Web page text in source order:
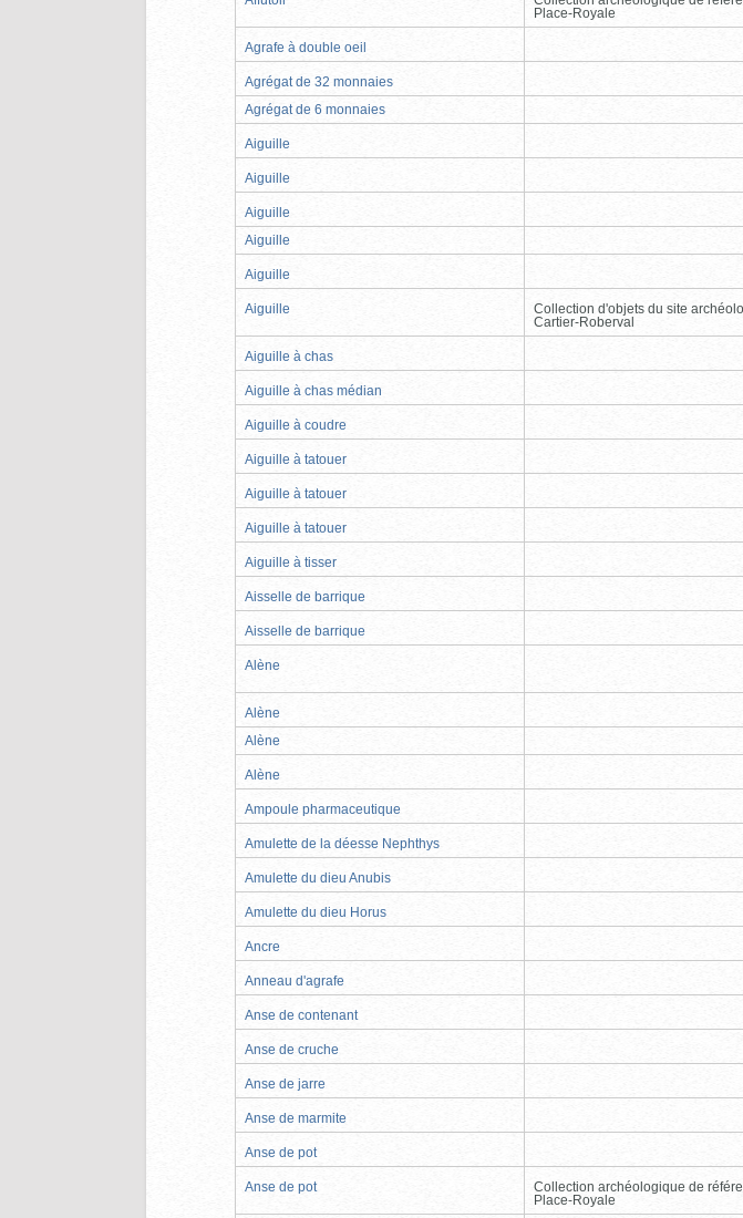
Place-Royale
Agrafe à double oeil
Agrégat de 32 monnaies
Agrégat de 6 monnaies
Aiguille
Aiguille
Aiguille
Aiguille
Aiguille
Aiguille
Collection d'objets du site
Cartier-Roberval
Aiguille à chas
Aiguille à chas médian
Aiguille à coudre
Aiguille à tatouer
Aiguille à tatouer
Aiguille à tatouer
Aiguille à tisser
Aisselle de barrique
Aisselle de barrique
Alène
Alène
Alène
Alène
Ampoule pharmaceutique
Amulette de la déesse Nephthys
Amulette du dieu Anubis
Amulette du dieu Horus
Ancre
Anneau d'agrafe
Anse de contenant
Anse de cruche
Anse de jarre
Anse de marmite
Anse de pot
Anse de pot
Collection archéologique de
Place-Royale